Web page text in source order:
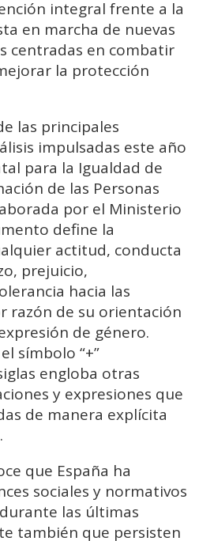
integral frente a la
en marcha de nuevas
centradas en combatir
la protección
las principales
impulsadas este año
para la Igualdad de
de las Personas
por el Ministerio
define la
actitud, conducta
prejuicio,
hacia las
razón de su orientación
de género.
símbolo “+”
engloba otras
y expresiones que
de manera explícita
que España ha
sociales y normativos
las últimas
también que persisten